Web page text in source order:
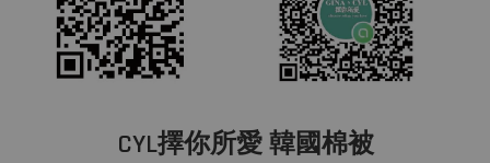
CYL擇你所愛 韓國棉被